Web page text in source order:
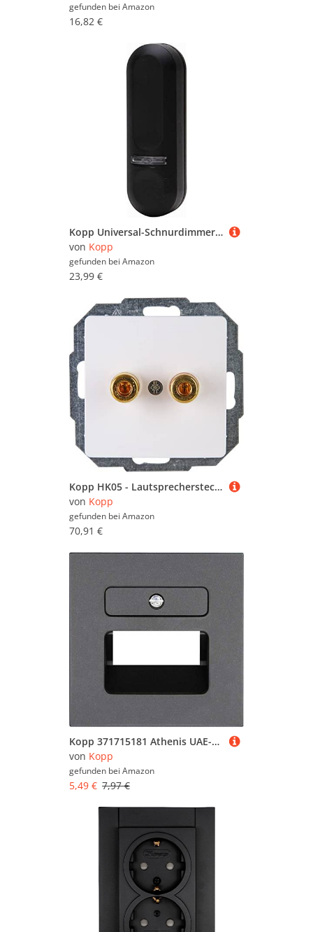
gefunden bei Amazon
16,82 €
Kopp Universal-Schnurdimmer schwarz, 810505087
von Kopp
gefunden bei Amazon
23,99 €
Kopp HK05 - Lautsprechersteckdose, 4mm Bananenstecker/Lautsprecherkabel bis 16mm², Farbe: arktisweiß, 5er Pack, 921502009
von Kopp
gefunden bei Amazon
70,91 €
Kopp 371715181 Athenis UAE-Abdeckung, anthrazit
von Kopp
gefunden bei Amazon
5,49 € 7,97 €